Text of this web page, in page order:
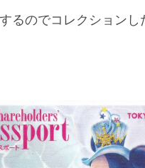
るのでコレクションし